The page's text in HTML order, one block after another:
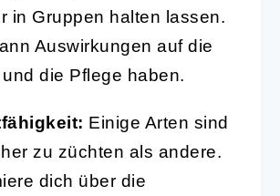
in Gruppen halten lassen.
Auswirkungen auf die
die Pflege haben.
Einige Arten sind
zu züchten als andere.
dich über die